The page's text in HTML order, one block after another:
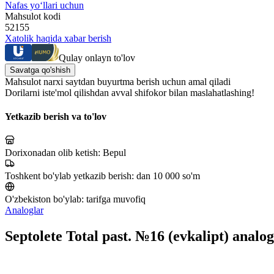
Nafas yo‘llari uchun
Mahsulot kodi
52155
Xatolik haqida xabar berish
Qulay onlayn to'lov
Savatga qo'shish
Mahsulot narxi saytdan buyurtma berish uchun amal qiladi
Dorilarni iste'mol qilishdan avval shifokor bilan maslahatlashing!
Yetkazib berish va to'lov
Dorixonadan olib ketish: Bepul
Toshkent bo'ylab yetkazib berish: dan 10 000 so'm
O'zbekiston bo'ylab: tarifga muvofiq
Analoglar
Septolete Total past. №16 (evkalipt)